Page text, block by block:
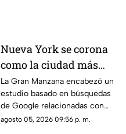
Nueva York se corona
como la ciudad más
romántica de Estados
Unidos
La Gran Manzana encabezó un
estudio basado en búsquedas
de Google relacionadas con
citas, restaurantes, propuestas
agosto 05, 2026 09:56 p. m.